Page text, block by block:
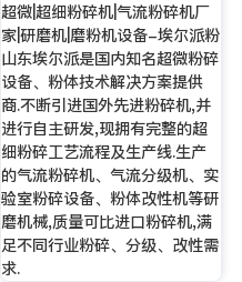
超微|超细粉碎机|气流粉碎机厂
家|研磨机|磨粉机设备-埃尔派粉
山东埃尔派是国内知名超微粉碎
设备、粉体技术解决方案提供
商.不断引进国外先进粉碎机,并
进行自主研发,现拥有完整的超
细粉碎工艺流程及生产线.生产
的气流粉碎机、气流分级机、实
验室粉碎设备、粉体改性机等研
磨机械,质量可比进口粉碎机,满
足不同行业粉碎、分级、改性需
求.